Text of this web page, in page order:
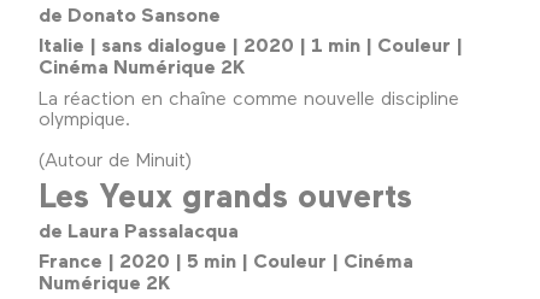
de Donato Sansone
Italie | sans dialogue | 2020 | 1 min | Couleur |
Cinéma Numérique 2K
La réaction en chaîne comme nouvelle discipline
olympique.
(Autour de Minuit)
Les Yeux grands ouverts
de Laura Passalacqua
France | 2020 | 5 min | Couleur | Cinéma
Numérique 2K